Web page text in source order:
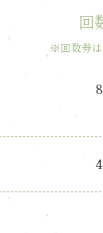
回
​※回数券は